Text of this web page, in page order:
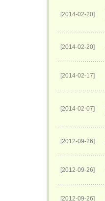
[2014-02-20]
[2014-02-20]
[2014-02-17]
[2014-02-07]
[2012-09-26]
[2012-09-26]
[2012-09-26]